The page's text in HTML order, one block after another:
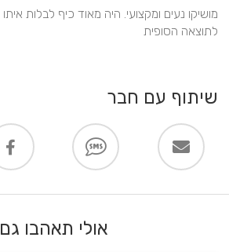
לתוצאה הסופית
שיתוף עם חבר
אולי תאהבו גם